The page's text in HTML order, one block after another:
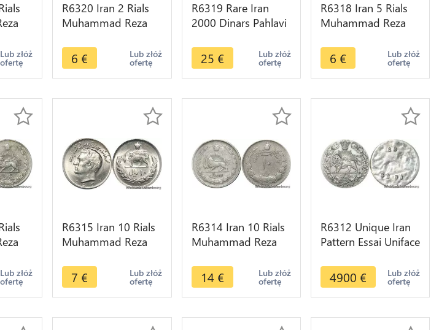
offer
Lub złóż
ofertę
R6320 Iran 2 Rials
Muhammad Reza
1975 AU -> Make
offer
6 € Lub złóż
ofertę
R6319 Rare Iran
2000 Dinars Pahlavi
1927 Silver -> Make
offer
25 € Lub złóż
ofertę
R6318 Iran 5 Rials
Muhammad Reza
1968 -> Make offer
6 € Lub złóż
ofertę
offer
Lub złóż
ofertę
R6315 Iran 10 Rials
Muhammad Reza
1978 UNC -> Make
offer
7 € Lub złóż
ofertę
R6314 Iran 10 Rials
Muhammad Reza
1944 Silver -> Make
offer
14 € Lub złóż
ofertę
R6312 Unique Iran
Pattern Essai Uniface
1900 Paris Silver
UNC
4900 € Lub złóż
ofertę